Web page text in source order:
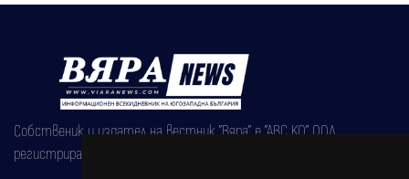
Собственик и издател на вестник "Вяра" е "АВС КО" ООД,
регистрирана на 08.05.2002 година.